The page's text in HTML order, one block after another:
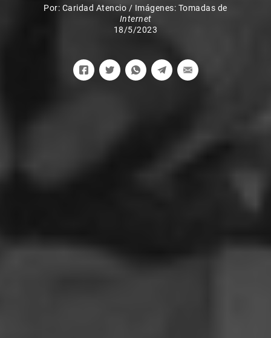
Por: Caridad Atencio / Imágenes: Tomadas de
Internet
18/5/2023